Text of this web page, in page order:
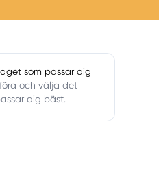
som passar dig
och välja det
dig bäst.